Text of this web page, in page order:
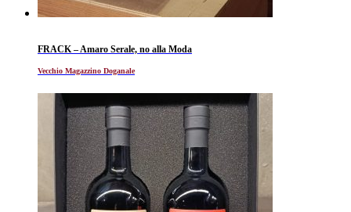
FRACK – Amaro Serale, no alla Moda
Vecchio Magazzino Doganale